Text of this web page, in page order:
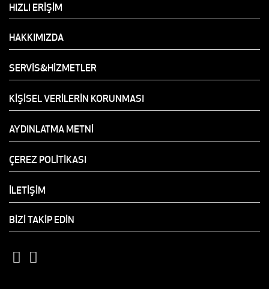
HIZLI ERİŞİM
HAKKIMIZDA
SERVİS&HİZMETLER
KİŞİSEL VERİLERİN KORUNMASI
AYDINLATMA METNİ
ÇEREZ POLİTİKASI
İLETİŞİM
BİZİ TAKİP EDİN